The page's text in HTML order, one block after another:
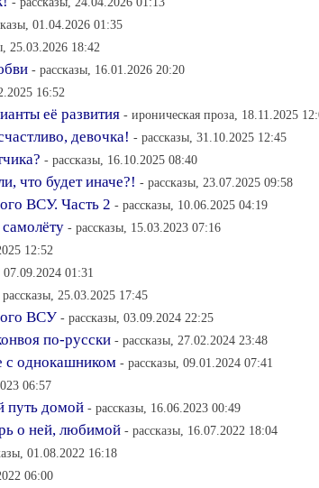
01.04.2026 01:35
25.03.2026 18:42
- рассказы, 16.01.2026 20:20
16:52
её развития - ироническая проза, 18.11.2025
девочка! - рассказы, 31.10.2025 12:45
- рассказы, 16.10.2025 08:40
что будет иначе?! - рассказы, 23.07.2025 09:58
ВСУ. Часть 2 - рассказы, 10.06.2025 04:19
- рассказы, 15.03.2023 07:16
12:52
07.09.2024 01:31
25.03.2025 17:45
ВСУ - рассказы, 03.09.2024 22:25
по-русски - рассказы, 27.02.2024 23:48
с однокашником - рассказы, 09.01.2024 07:41
06:57
путь домой - рассказы, 16.06.2023 00:49
о ней, любимой - рассказы, 16.07.2022 18:04
01.08.2022 16:18
06:00